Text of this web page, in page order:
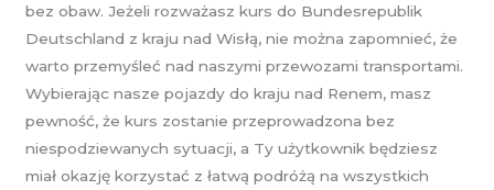
bez obaw. Jeżeli rozważasz kurs do Bundesrepublik
Deutschland z kraju nad Wisłą, nie można zapomnieć, że
warto przemyśleć nad naszymi przewozami transportami.
Wybierając nasze pojazdy do kraju nad Renem, masz
pewność, że kurs zostanie przeprowadzona bez
niespodziewanych sytuacji, a Ty użytkownik będziesz
miał okazję korzystać z łatwą podróżą na wszystkich